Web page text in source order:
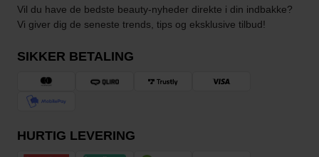
Vil du have de bedste beauty-nyheder direkte i din indbakke?
Vi giver dig de seneste trends, tips og eksklusive tilbud!
SIKKER BETALING
HURTIG LEVERING